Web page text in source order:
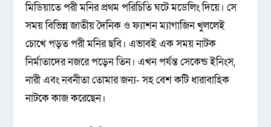
মিডিয়াতে পরী মনির প্রথম পরিচিতি ঘটে মডেলিং দিয়ে। সে
সময় বিভিন্ন জাতীয় দৈনিক ও ফ্যাশন ম্যাগাজিন খুললেই
চোখে পড়ত পরী মনির ছবি। এভাবই এক সময় নাটক
নির্মাতাদের নজরে পড়েন তিন। এখন পর্যন্ত সেকেন্ড ইনিংস,
নারী এবং নবনীতা তোমার জন্য- সহ বেশ কটি ধারাবাহিক
নাটকে কাজ করেছেন।